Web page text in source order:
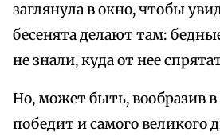
заглянула в окно, чтобы
бесенята делают там:
не знали, куда от нее
Но, может быть, вообразив
победит и самого великого